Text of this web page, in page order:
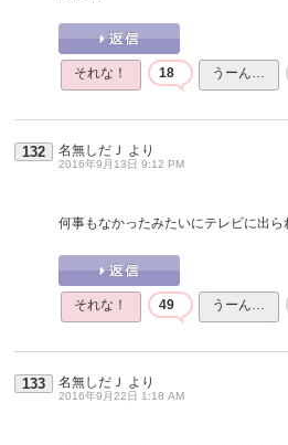
それな！ 18 うーん…
132 名無しだＪ より
2016年9月13日 9:12 PM
何事もなかったみたいにテレビに出ら
それな！ 49 うーん…
133 名無しだＪ より
2016年9月22日 1:18 AM